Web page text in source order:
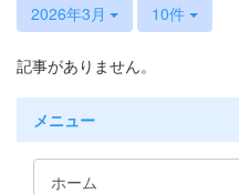
2026年3月 10件
記事がありません。
メニュー
ホーム